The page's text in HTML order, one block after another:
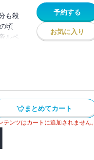
も殺
頃
ルペ
ルト
予約する
お気に入り
まとめてカート
ンツはカートに追加されません。